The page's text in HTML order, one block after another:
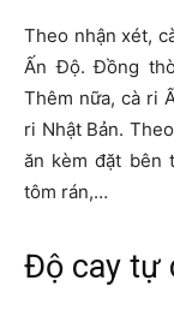
Theo nhận xét,
Ấn Độ. Đồng
Thêm nữa, cà ri
ri Nhật Bản.
ăn kèm đặt bên
tôm rán,…
Độ cay tự